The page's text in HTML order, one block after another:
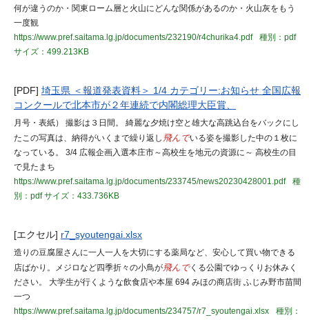
何が違うのか・関東ローム層と火山にどんな関係があるのか・火山灰をもう
一度観
https://www.pref.saitama.lg.jp/documents/232190/r4churika4.pdf
種別：pdf
サイズ：499.213KB
[PDF] 埼玉県 ＜報道発表資料＞ 1/4 カテゴリー:お知らせ 全国広報
コンクールで北本市が２年連続で内閣総理大臣賞、
月号・表紙） 撮影は３日間。 綺麗な夕焼け空と雄大な高跳込台をバックにし
たこの写真は、納得がいくまで繰り返し 飛んでいる姿を撮影した中の１枚に
なっている。 3/4 広報企画入選本庄市～高校生を地元の資源に～ 高校生の目
で見たまち
https://www.pref.saitama.lg.jp/documents/233745/news20230428001.pdf
種
別：pdfサイズ：433.736KB
[エクセル] r7_syoutengai.xlsx
造りの豆腐屋さんに一人一人を大切にする薬局など、安心して買い物できる
店ばかり。メジロなど四季折々の小鳥が飛んでくる公園でゆっくりお休みく
ださい。 大学生が行くような飲食店や本屋 694 みほの商店街 ふじみ野市苗間
一つ
https://www.pref.saitama.lg.jp/documents/234757/r7_syoutengai.xlsx
種別：